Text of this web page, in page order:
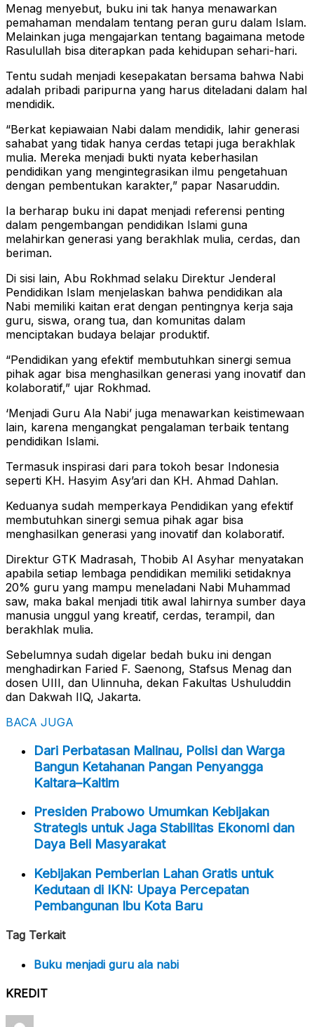
Menag menyebut, buku ini tak hanya menawarkan
pemahaman mendalam tentang peran guru dalam Islam.
Melainkan juga mengajarkan tentang bagaimana metode
Rasulullah bisa diterapkan pada kehidupan sehari-hari.
Tentu sudah menjadi kesepakatan bersama bahwa Nabi
adalah pribadi paripurna yang harus diteladani dalam hal
mendidik.
“Berkat kepiawaian Nabi dalam mendidik, lahir generasi
sahabat yang tidak hanya cerdas tetapi juga berakhlak
mulia. Mereka menjadi bukti nyata keberhasilan
pendidikan yang mengintegrasikan ilmu pengetahuan
dengan pembentukan karakter,” papar Nasaruddin.
Ia berharap buku ini dapat menjadi referensi penting
dalam pengembangan pendidikan Islami guna
melahirkan generasi yang berakhlak mulia, cerdas, dan
beriman.
Di sisi lain, Abu Rokhmad selaku Direktur Jenderal
Pendidikan Islam menjelaskan bahwa pendidikan ala
Nabi memiliki kaitan erat dengan pentingnya kerja saja
guru, siswa, orang tua, dan komunitas dalam
menciptakan budaya belajar produktif.
“Pendidikan yang efektif membutuhkan sinergi semua
pihak agar bisa menghasilkan generasi yang inovatif dan
kolaboratif,” ujar Rokhmad.
‘Menjadi Guru Ala Nabi’ juga menawarkan keistimewaan
lain, karena mengangkat pengalaman terbaik tentang
pendidikan Islami.
Termasuk inspirasi dari para tokoh besar Indonesia
seperti KH. Hasyim Asy’ari dan KH. Ahmad Dahlan.
Keduanya sudah memperkaya Pendidikan yang efektif
membutuhkan sinergi semua pihak agar bisa
menghasilkan generasi yang inovatif dan kolaboratif.
Direktur GTK Madrasah, Thobib Al Asyhar menyatakan
apabila setiap lembaga pendidikan memiliki setidaknya
20% guru yang mampu meneladani Nabi Muhammad
saw, maka bakal menjadi titik awal lahirnya sumber daya
manusia unggul yang kreatif, cerdas, terampil, dan
berakhlak mulia.
Sebelumnya sudah digelar bedah buku ini dengan
menghadirkan Faried F. Saenong, Stafsus Menag dan
dosen UIII, dan Ulinnuha, dekan Fakultas Ushuluddin
dan Dakwah IIQ, Jakarta.
BACA JUGA
Dari Perbatasan Malinau, Polisi dan Warga
Bangun Ketahanan Pangan Penyangga
Kaltara–Kaltim
Presiden Prabowo Umumkan Kebijakan
Strategis untuk Jaga Stabilitas Ekonomi dan
Daya Beli Masyarakat
Kebijakan Pemberian Lahan Gratis untuk
Kedutaan di IKN: Upaya Percepatan
Pembangunan Ibu Kota Baru
Tag Terkait
Buku menjadi guru ala nabi
KREDIT